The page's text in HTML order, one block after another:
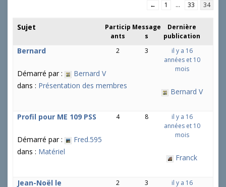
←
1 … 33 34
Sujet
Particip
ants
Message
s
Dernière
publication
Bernard
Démarré par :
Bernard V
dans : Présentation des membres
2 3
il y a 16
années et 10
mois
Bernard V
Profil pour ME 109 PSS
Démarré par :
Fred.595
dans : Matériel
4 8
il y a 16
années et 10
mois
Franck
Jean-Noël le
2 3
il y a 16